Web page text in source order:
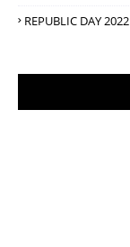
REPUBLIC DAY 2022